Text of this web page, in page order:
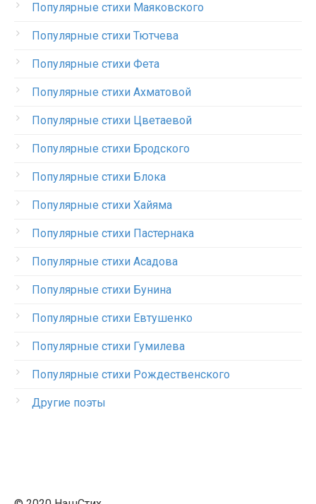
Популярные стихи Маяковского
Популярные стихи Тютчева
Популярные стихи Фета
Популярные стихи Ахматовой
Популярные стихи Цветаевой
Популярные стихи Бродского
Популярные стихи Блока
Популярные стихи Хайяма
Популярные стихи Пастернака
Популярные стихи Асадова
Популярные стихи Бунина
Популярные стихи Евтушенко
Популярные стихи Гумилева
Популярные стихи Рождественского
Другие поэты